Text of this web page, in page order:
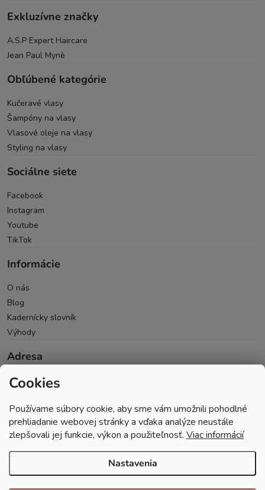
Cookies
Používame súbory cookie, aby sme vám umožnili pohodlné
prehliadanie webovej stránky a vďaka analýze neustále
zlepšovali jej funkcie, výkon a použiteľnosť. Viac informácií
Nastavenia
Exkluzívne značky
A.S.P Expert Haircare
Jean Paul Mynè
Obľúbené kategórie
Kučeravé vlasy
Šampóny na vlasy
Vlasové oleje na vlasy
Styling na vlasy
Sociálne siete
Facebook
Instagram
Youtube
TikTok
Informácie
O nás
Blog
Kadernícky slovník
Výhody
Adresa
Oravická 614/14
Okres Tvrdošín